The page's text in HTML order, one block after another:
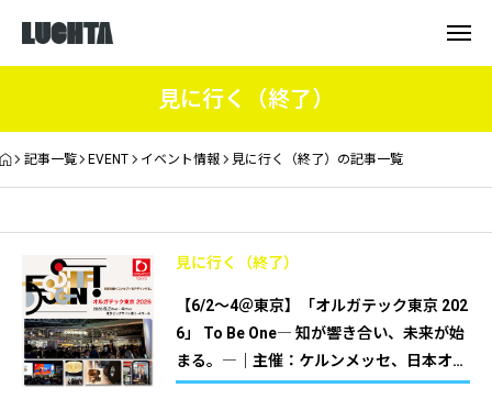
見に行く（終了）
記事一覧 EVENT イベント情報 見に行く（終了）の記事一覧
見に行く（終了）
【6/2～4＠東京】「オルガテック東京 202
6」 To Be One― 知が響き合い、未来が始
まる。―｜主催：ケルンメッセ、日本オフ
ィス家具協会（JOIFA）